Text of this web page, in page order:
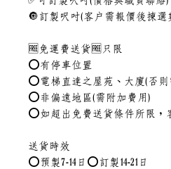
🔘訂製呎吋(客戶需報價後揀選
🆓免運費送貨🆓只限
⭕有停車位置
⭕電梯直達之屋苑、大廈(否則
⭕非偏遠地區(需附加費用)
⭕如超出免費送貨條件所限，
送貨時效
⭕預製7-14日⭕訂製14-21日